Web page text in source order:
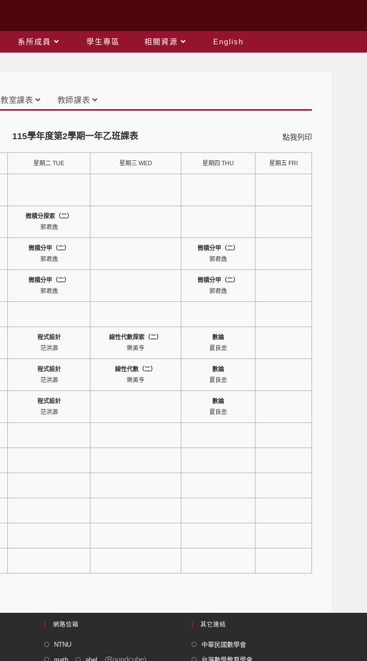
系所成員 學生專區 相關資源
English
教室課表 教師課表
點我列印
115學年度第2學期一年乙班課表
星期二 TUE 星期三 WED 星期四 THU 星期五 FRI
微積分探索（二）
郭君逸
微積分甲（二）
郭君逸
微積分甲（二）
郭君逸
微積分甲（二）
郭君逸
微積分甲（二）
郭君逸
程式設計
范洪源
線性代數探索（二）
樂美亨
數論
夏良忠
程式設計
范洪源
線性代數（二）
樂美亨
數論
夏良忠
程式設計
范洪源
數論
夏良忠
網路信箱
NTNU
(Roundcube)
其它連結
中華民國數學會